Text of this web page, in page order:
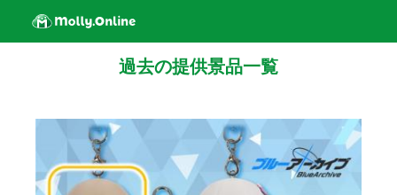
過去の提供景品一覧